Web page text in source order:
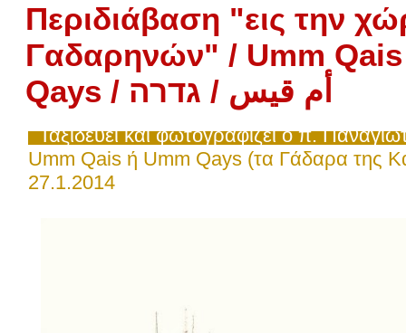
Περιδιάβαση "εις την
Γαδαρηνών" / Umm
Qays / أم قيس / גדרה
Ταξιδεύει και φωτογραφίζει ο π.
Umm Qais ή Umm Qays (τα Γάδαρα της
27.1.2014